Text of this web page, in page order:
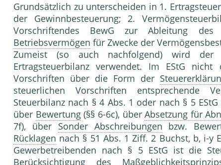
Grundsätzlich zu unterscheiden in 1.
der Gewinnbesteuerung; 2.
Vorschriftendes BewG zur Ableitung des
Betriebsvermögen für Zwecke der
Zumeist (so auch nachfolgend) wird der
Ertragsteuerbilanz verwendet. Im EStG
Vorschriften über die Form der
steuerlichen Vorschriften entsprechende
Steuerbilanz nach § 4 Abs. 1 oder nach § 5
über Bewertung(§§ 6-6c), überAbsetzung für
7f), über Sonder Abschreibungen bzw.
Rücklagen nach § 51 Abs. 1 Ziff. 2 Buchst, b, i-y
Gewerbetreibenden nach § 5 EStG ist die
Berücksichtigung des